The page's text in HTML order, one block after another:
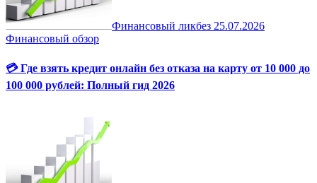
Финансовый ликбез 25.07.2026
Финансовый обзор
💳 Где взять кредит онлайн без отказа на карту от 10 000 до
100 000 рублей: Полный гид 2026